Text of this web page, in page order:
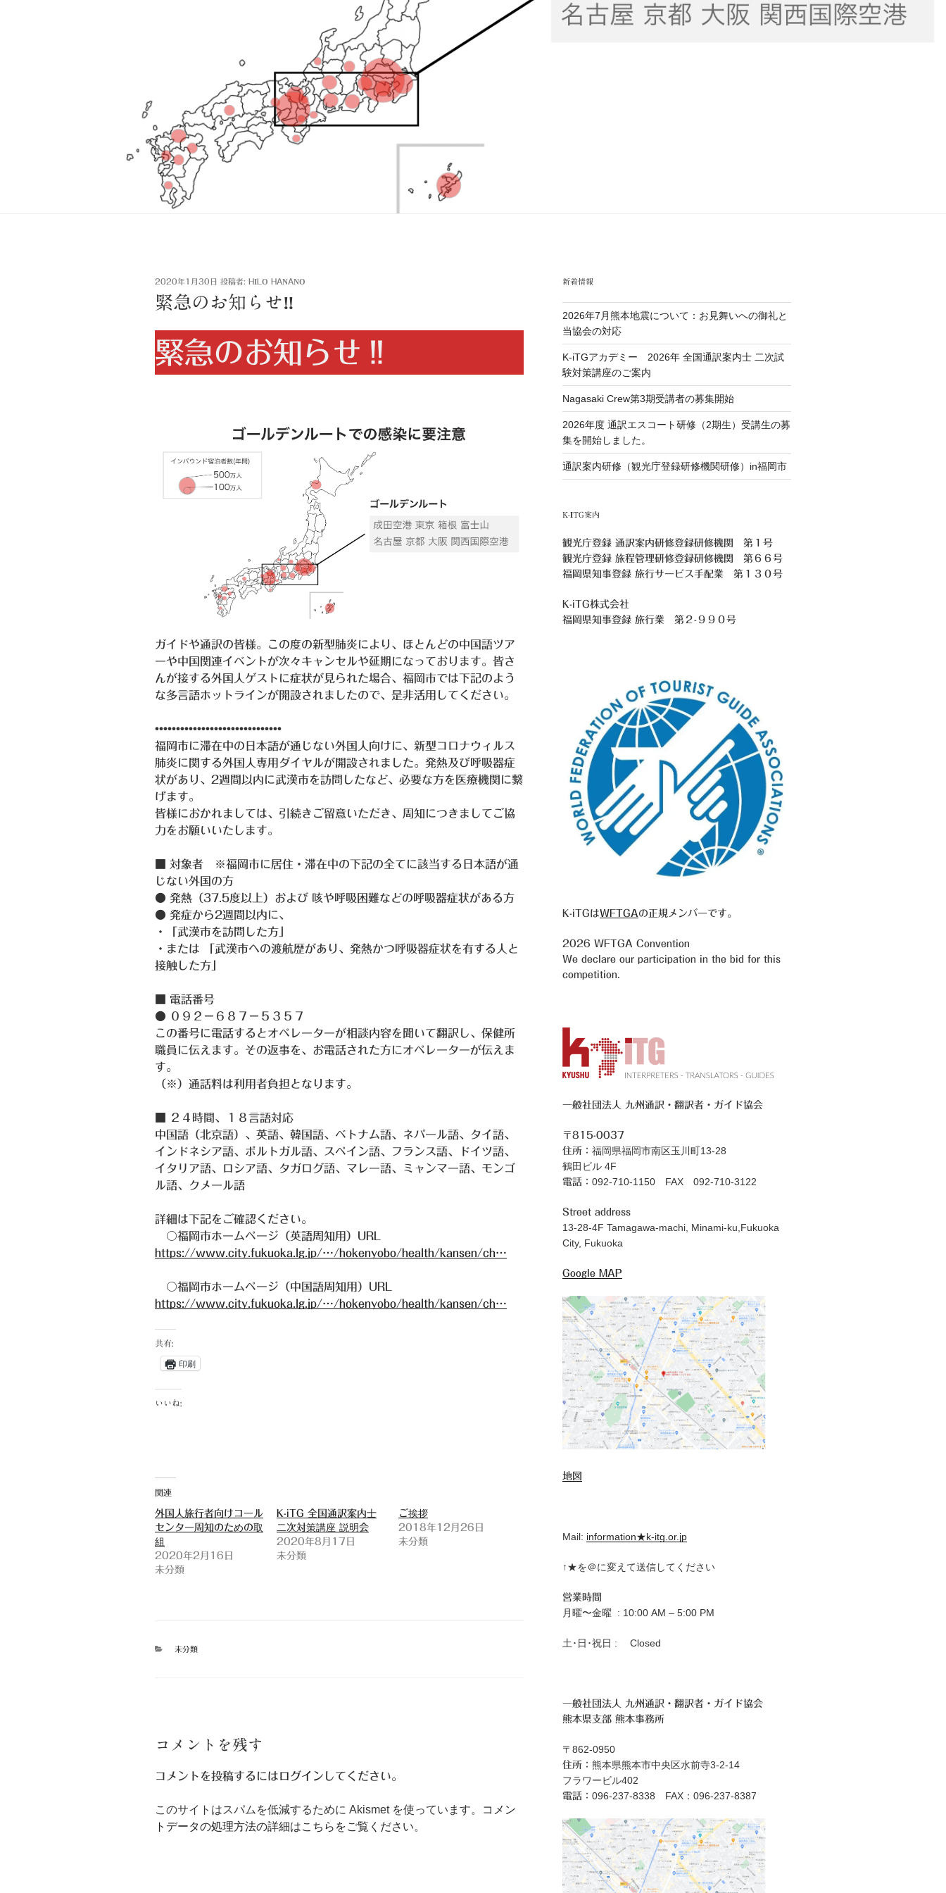
投
日:
2020年1月30日 投稿者: HILO HANANO
緊急のお知らせ‼
緊急のお知らせ‼
ガイドや通訳の皆様。この度の新型肺炎により、ほとんどの中国語ツア
ーや中国関連イベントが次々キャンセルや延期になっております。皆さ
んが接する外国人ゲストに症状が見られた場合、福岡市では下記のよう
な多言語ホットラインが開設されましたので、是非活用してください。
••••••••••••••••••••••••••••••
福岡市に滞在中の日本語が通じない外国人向けに、新型コロナウィルス
肺炎に関する外国人専用ダイヤルが開設されました。発熱及び呼吸器症
状があり、2週間以内に武漢市を訪問したなど、必要な方を医療機関に繋
げます。
皆様におかれましては、引続きご留意いただき、周知につきましてご協
力をお願いいたします。
■ 対象者 ※福岡市に居住・滞在中の下記の全てに該当する日本語が通
じない外国の方
● 発熱（37.5度以上）および 咳や呼吸困難などの呼吸器症状がある方
● 発症から2週間以内に、
・「武漢市を訪問した方」
・または 「武漢市への渡航歴があり、発熱かつ呼吸器症状を有する人と
接触した方」
■ 電話番号
● ０９２－６８７－５３５７
この番号に電話するとオペレーターが相談内容を聞いて翻訳し、保健所
職員に伝えます。その返事を、お電話された方にオペレーターが伝えま
す。
（※）通話料は利用者負担となります。
■ ２４時間、１８言語対応
中国語（北京語）、英語、韓国語、ベトナム語、ネパール語、タイ語、
インドネシア語、ポルトガル語、スペイン語、フランス語、ドイツ語、
イタリア語、ロシア語、タガログ語、マレー語、ミャンマー語、モンゴ
ル語、クメール語
詳細は下記をご確認ください。
〇福岡市ホームページ（英語周知用）URL
https://www.city.fukuoka.lg.jp/…/hokenyobo/health/kansen/ch…
〇福岡市ホームページ（中国語周知用）URL
https://www.city.fukuoka.lg.jp/…/hokenyobo/health/kansen/ch…
共有:
印刷
いいね:
関連
外国人旅行者向けコール
センター周知のための取
組
2020年2月16日
未分類
K-iTG 全国通訳案内士
二次対策講座 説明会
2020年8月17日
未分類
ご挨拶
2018年12月26日
未分類
カ
未分類
コメントを残す
コメントを投稿するにはログイン してください。
このサイトはスパムを低減するために Akismet を使っています。
コメン
トデータの処理方法の詳細はこちらをご覧ください。
新着情報
2026年7月熊本地震について：お見舞いへの御礼と
当協会の対応
K-iTGアカデミー 2026年 全国通訳案内士 二次試
験対策講座のご案内
Nagasaki Crew第3期受講者の募集開始
2026年度 通訳エスコート研修（2期生）受講生の募
集を開始しました。
通訳案内研修（観光庁登録研修機関研修）in福岡市
K-ITG案内
観光庁登録 通訳案内研修登録研修機関 第１号
観光庁登録 旅程管理研修登録研修機関 第６６号
福岡県知事登録 旅行サービス手配業 第１３０号
K-iTG株式会社
福岡県知事登録 旅行業 第２-９９０号
K-iTGはWFTGAの正規メンバーです。
2026 WFTGA Convention
We declare our participation in the bid for this
competition.
一般社団法人 九州通訳・翻訳者・ガイド協会
〒815-0037
住所： 福岡県福岡市南区玉川町13-28
鶴田ビル 4F
電話： 092-710-1150 FAX 092-710-3122
Street address
13-28-4F Tamagawa-machi, Minami-ku,Fukuoka
City, Fukuoka
Google MAP
地図
Mail: information★k-itg.or.jp
↑★を＠に変えて送信してください
営業時間
月曜〜金曜 : 10:00 AM – 5:00 PM
土･日･祝日 : Closed
一般社団法人 九州通訳・翻訳者・ガイド協会
熊本県支部 熊本事務所
〒862-0950
住所： 熊本県熊本市中央区水前寺3-2-14
フラワービル402
電話： 096‐237-8338 FAX：096-237-8387